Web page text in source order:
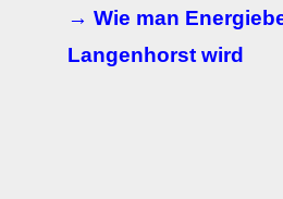
→ Wie man
Langenhorst wird